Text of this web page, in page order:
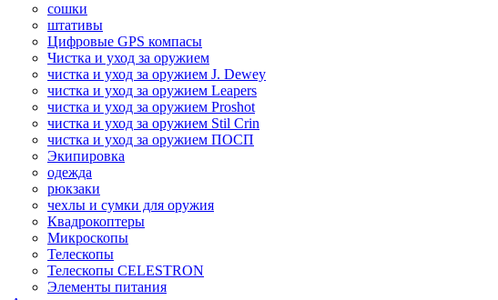
сошки
штативы
Цифровые GPS компасы
Чистка и уход за оружием
чистка и уход за оружием J. Dewey
чистка и уход за оружием Leapers
чистка и уход за оружием Proshot
чистка и уход за оружием Stil Crin
чистка и уход за оружием ПОСП
Экипировка
одежда
рюкзаки
чехлы и сумки для оружия
Квадрокоптеры
Микроскопы
Телескопы
Телескопы CELESTRON
Элементы питания